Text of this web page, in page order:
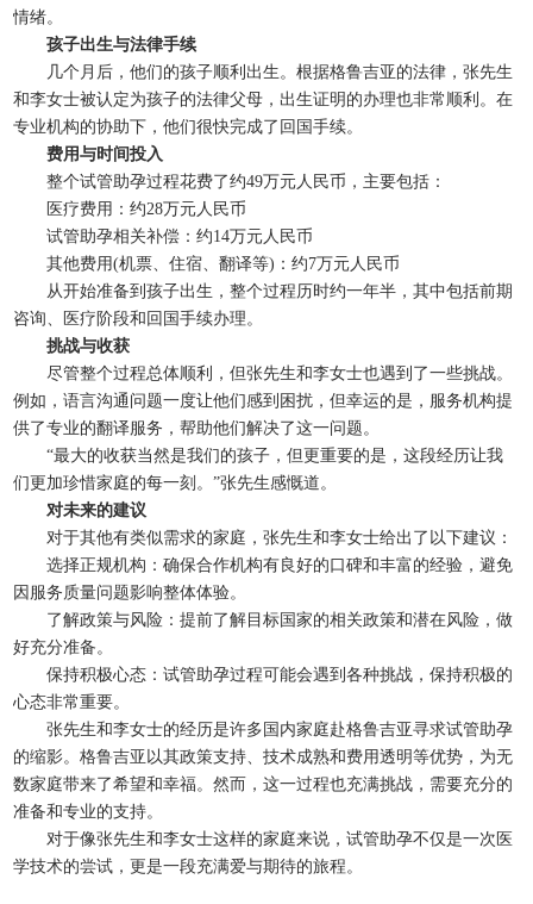
情绪。
孩子出生与法律手续
几个月后，他们的孩子顺利出生。根据格鲁吉亚的法律，张先生
和李女士被认定为孩子的法律父母，出生证明的办理也非常顺利。在
专业机构的协助下，他们很快完成了回国手续。
费用与时间投入
整个试管助孕过程花费了约49万元人民币，主要包括：
医疗费用：约28万元人民币
试管助孕相关补偿：约14万元人民币
其他费用(机票、住宿、翻译等)：约7万元人民币
从开始准备到孩子出生，整个过程历时约一年半，其中包括前期
咨询、医疗阶段和回国手续办理。
挑战与收获
尽管整个过程总体顺利，但张先生和李女士也遇到了一些挑战。
例如，语言沟通问题一度让他们感到困扰，但幸运的是，服务机构提
供了专业的翻译服务，帮助他们解决了这一问题。
“最大的收获当然是我们的孩子，但更重要的是，这段经历让我
们更加珍惜家庭的每一刻。”张先生感慨道。
对未来的建议
对于其他有类似需求的家庭，张先生和李女士给出了以下建议：
选择正规机构：确保合作机构有良好的口碑和丰富的经验，避免
因服务质量问题影响整体体验。
了解政策与风险：提前了解目标国家的相关政策和潜在风险，做
好充分准备。
保持积极心态：试管助孕过程可能会遇到各种挑战，保持积极的
心态非常重要。
张先生和李女士的经历是许多国内家庭赴格鲁吉亚寻求试管助孕
的缩影。格鲁吉亚以其政策支持、技术成熟和费用透明等优势，为无
数家庭带来了希望和幸福。然而，这一过程也充满挑战，需要充分的
准备和专业的支持。
对于像张先生和李女士这样的家庭来说，试管助孕不仅是一次医
学技术的尝试，更是一段充满爱与期待的旅程。